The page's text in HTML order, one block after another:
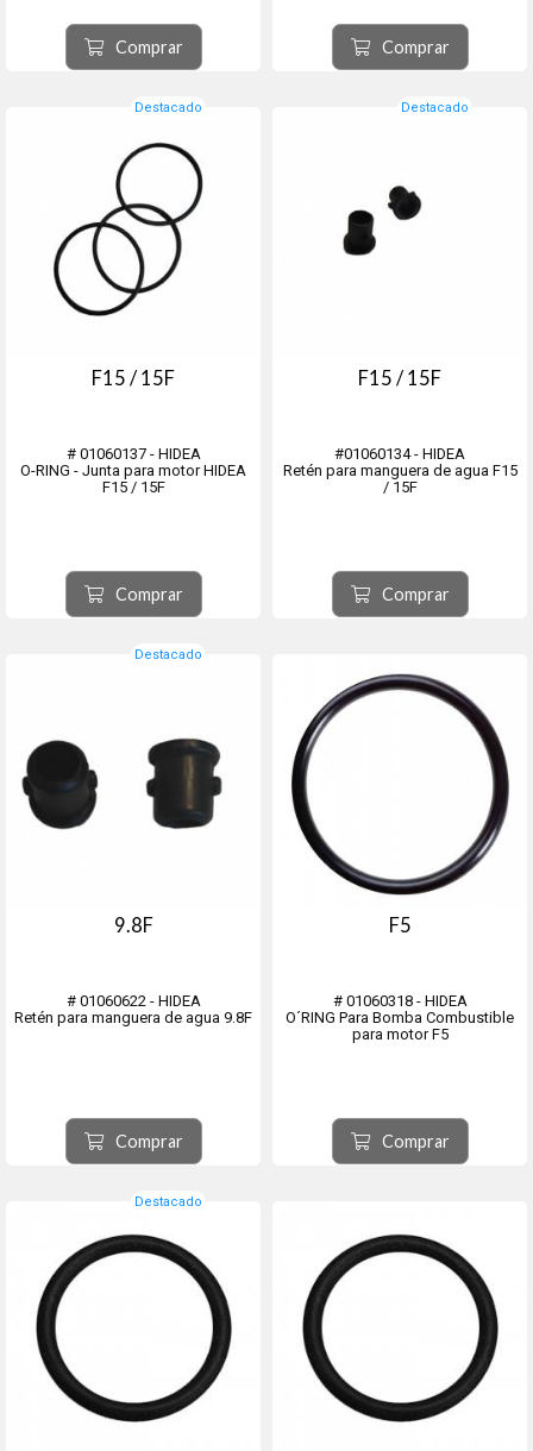
Comprar Comprar
Destacado
F15 / 15F
# 01060137 - HIDEA
O-RING - Junta para motor HIDEA
F15 / 15F
Comprar
Destacado
F15 / 15F
#01060134 - HIDEA
Retén para manguera de agua F15
/ 15F
Comprar
Destacado
9.8F
# 01060622 - HIDEA
Retén para manguera de agua 9.8F
Comprar
F5
# 01060318 - HIDEA
O´RING Para Bomba Combustible
para motor F5
Comprar
Destacado